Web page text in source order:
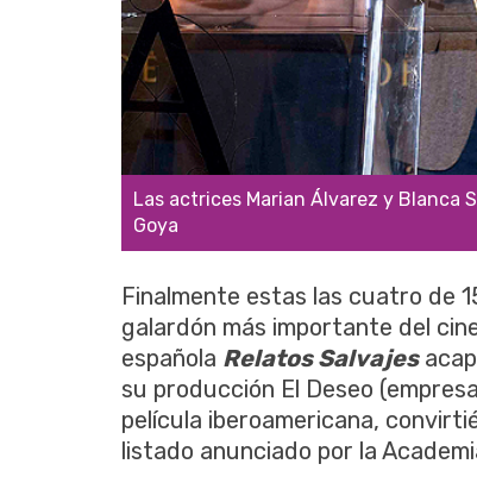
Las actrices Marian Álvarez y Blanca
Goya
Finalmente estas las cuatro de
galardón más importante del
española Relatos Salvajes
su producción El Deseo
película iberoamericana,
listado anunciado por la